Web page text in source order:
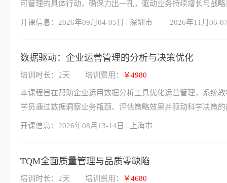
可管理的具体行动，确保力出一孔，驱动业务持续增长与战
开课信息： 2026年09月04-05日 | 深圳市 2026年11月06-
数据驱动：企业运营管理的分析与决策优化
培训时长：2天 培训费用： ￥4980
本课程旨在帮助企业运用数据分析工具优化运营管理，系统
学员通过数据洞察业务瓶颈、评估策略效果并驱动科学决策
开课信息： 2026年08月13-14日 | 上海市
TQM全面质量管理与品质零缺陷
培训时长：2天 培训费用： ￥4680